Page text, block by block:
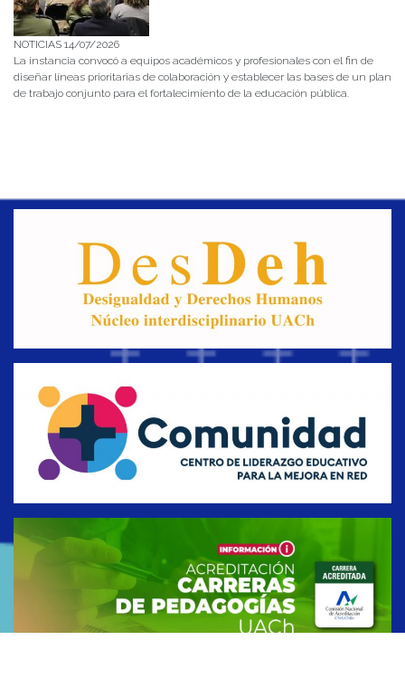
NOTICIAS 14/07/2026
La instancia convocó a equipos académicos y profesionales con el fin de
diseñar líneas prioritarias de colaboración y establecer las bases de un plan
de trabajo conjunto para el fortalecimiento de la educación pública.